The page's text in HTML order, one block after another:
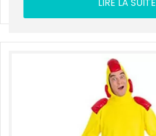
LIRE LA SUITE